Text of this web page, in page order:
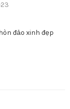
đảo xinh đẹp